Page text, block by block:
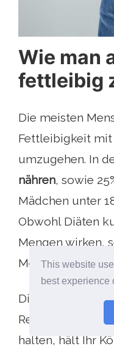
This website
best experience
Wie man
fettleibig
Die meisten
Fettleibigkeit mit
umzugehen. In
nähren, sowie
Mädchen unter
Obwohl Diäten
Mengen wirken,
Menschen, die
Die Diät wird
Referenzwert
halten, hält Ihr